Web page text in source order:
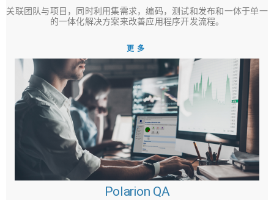
关联团队与项目，同时利用集需求，编码，测试和发布和一体于单一
的一体化解决方案来改善应用程序开发流程。
更多
Polarion QA